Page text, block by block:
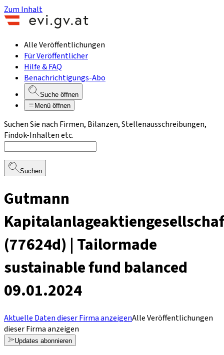
Zum Inhalt
Alle Veröffentlichungen
Für Veröffentlicher
Hilfe & FAQ
Benachrichtigungs-Abo
Suche öffnen
Menü öffnen
Suchen Sie nach Firmen, Bilanzen, Stellenausschreibungen,
Findok-Inhalten etc.
Suchen
Gutmann
(77624d) | Tailormade
sustainable fund balanced
09.01.2024
Aktuelle Daten dieser Firma anzeigenAlle Veröffentlichungen
dieser Firma anzeigen
Updates abonnieren